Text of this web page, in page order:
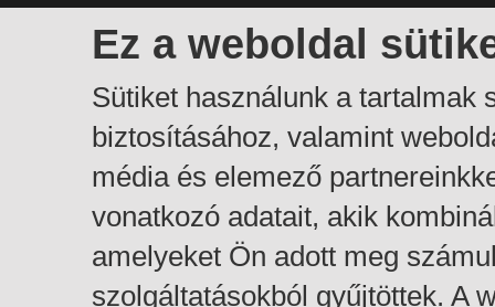
Ez a weboldal
Sütiket használunk a tartalmak
biztosításához, valamint
média és elemező
vonatkozó adatait, akik
amelyeket Ön adott meg
szolgáltatásokból gyűjtöttek. A